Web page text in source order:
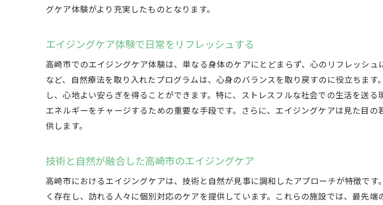
高崎市で進化するエイジングケア技術
最新のエイジングケアトレンドを体
高崎市で学ぶエイジングケアの新し
エイジングケア体験から得る新しい
高崎市の施設で体験する次世代のケア
エイジングケアでストレスを軽減する
高崎市での施術がもたらす日常の安定
心のストレスを解放するエイジング
グケア体験がより充実したものとなります。
エイジングケア体験で日常をリフレッシュする
高崎市でのエイジングケア体験は、単なる身体のケアにとどまらず、心のリフレッシ
など、自然療法を取り入れたプログラムは、心身のバランスを取り戻すのに役立ちま
し、心地よい安らぎを得ることができます。特に、ストレスフルな社会での生活を送
エネルギーをチャージするための重要な手段です。さらに、エイジングケアは見た目
供します。
技術と自然が融合した高崎市のエイジングケア
高崎市におけるエイジングケアは、技術と自然が見事に調和したアプローチが特徴で
く存在し、訪れる人々に個別対応のケアを提供しています。これらの施設では、最先